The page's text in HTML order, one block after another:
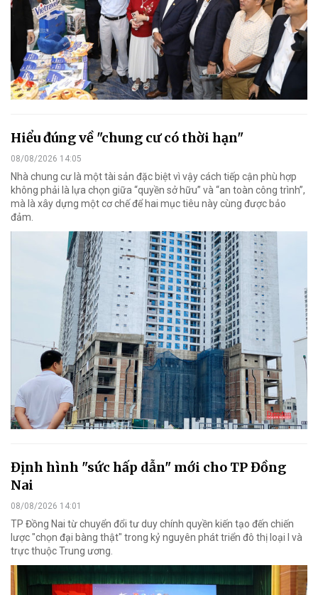
Hiểu đúng về "chung cư có thời hạn"
08/08/2026 14:05
Nhà chung cư là một tài sản đặc biệt vì vậy cách tiếp cận phù hợp
không phải là lựa chọn giữa “quyền sở hữu” và “an toàn công trình”,
mà là xây dựng một cơ chế để hai mục tiêu này cùng được bảo
đảm.
Định hình "sức hấp dẫn" mới cho TP Đồng
Nai
08/08/2026 14:01
TP Đồng Nai từ chuyển đổi tư duy chính quyền kiến tạo đến chiến
lược "chọn đại bàng thật" trong kỷ nguyên phát triển đô thị loại I và
trực thuộc Trung ương.